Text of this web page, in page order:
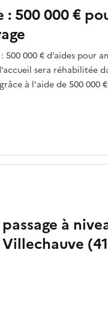
500 000 €
000 € d’aides pour
sera réhabilitée
à l'aide de 500 000
à